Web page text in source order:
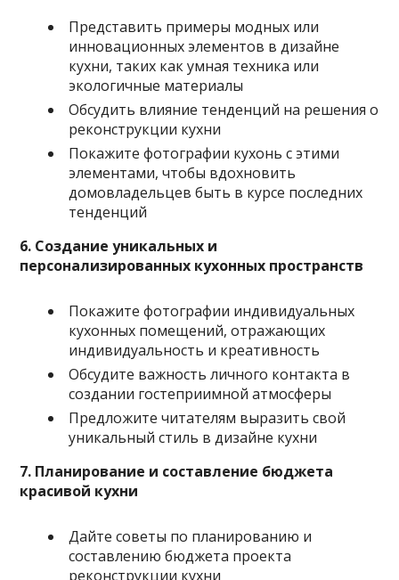
Представить примеры модных или
инновационных элементов в дизайне
кухни, таких как умная техника или
экологичные материалы
Обсудить влияние тенденций на решения о
реконструкции кухни
Покажите фотографии кухонь с этими
элементами, чтобы вдохновить
домовладельцев быть в курсе последних
тенденций
6. Создание уникальных и
персонализированных кухонных пространств
Покажите фотографии индивидуальных
кухонных помещений, отражающих
индивидуальность и креативность
Обсудите важность личного контакта в
создании гостеприимной атмосферы
Предложите читателям выразить свой
уникальный стиль в дизайне кухни
7. Планирование и составление бюджета
красивой кухни
Дайте советы по планированию и
составлению бюджета проекта
реконструкции кухни